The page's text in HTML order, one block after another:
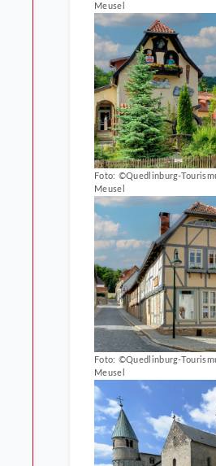
Meusel
Foto: ©Quedlinburg-
Meusel
Foto: ©Quedlinburg-
Meusel